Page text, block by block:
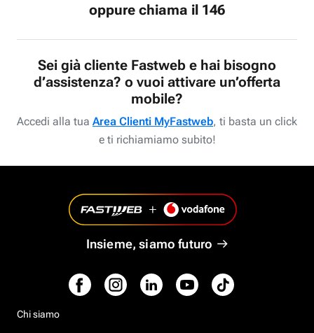
oppure chiama il 146
Sei già cliente Fastweb e hai bisogno
d’assistenza? o vuoi attivare un’offerta
mobile?
Accedi alla tua Area Clienti MyFastweb, ti basta un click
e ti richiamiamo subito!
Insieme, siamo futuro
Chi siamo